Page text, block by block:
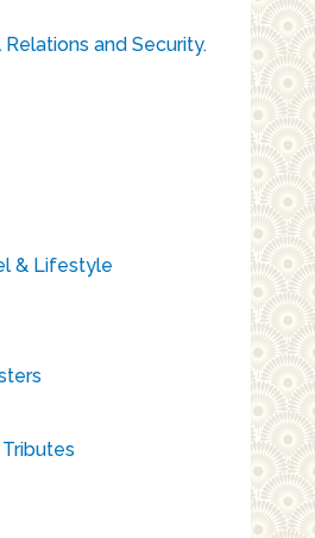
Relations and Security.
& Lifestyle